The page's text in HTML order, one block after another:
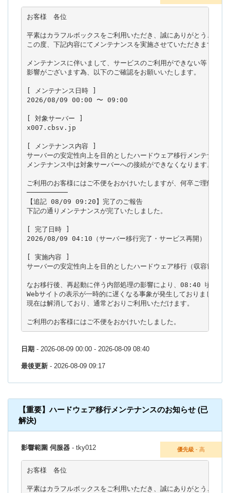
お客様　各位
平素はカラフルボックスをご利用いただき、誠にありがとうござい
この度、下記内容にてメンテナンスを実施させていただきます。
メンテナンスに伴いまして、サービスのご利用ができない等
影響がございます為、以下のご確認をお願いいたします。
[ メンテナンス日時 ]
2026/08/09 00:00 〜 09:00
[ 対象サーバー ]
x007.cbsv.jp
[ メンテナンス内容 ]
サーバーの安定性向上を目的としたハードウェア移行メンテナンス
メンテナンス中は対象サーバーへの接続ができなくなります。
ご利用のお客様にはご不便をおかけいたしますが、何卒ご理解のほ
──────────
【追記 08/09 09:20】完了のご報告
下記の通りメンテナンスが完了いたしました。
[ 完了日時 ]
2026/08/09 04:10（サーバー移行完了・サービス再開）
[ 実施内容 ]
サーバーの安定性向上を目的としたハードウェア移行（収容筐体の
なお移行後、再起動に伴う内部処理の影響により、08:40 頃まで
Webサイトの表示が一時的に遅くなる事象が発生しておりました。
現在は解消しており、通常どおりご利用いただけます。
ご利用のお客様にはご不便をおかけいたしました。
日期 - 2026-08-09 00:00 - 2026-08-09 08:40
最後更新 - 2026-08-09 09:17
【重要】ハードウェア移行メンテナンスのお知らせ (已
解決)
優先級 - 高
影響範圍 伺服器 - tky012
お客様　各位
平素はカラフルボックスをご利用いただき、誠にありがとうござい